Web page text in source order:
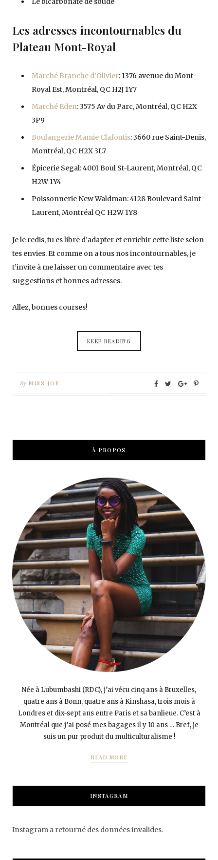
Les adresses incontournables du
Plateau Mont-Royal
Marché Branche d’Olivier: 1376 avenue du Mont-
Royal Est, Montréal, QC H2J 1Y7
Marché Eden: 3575 Av du Parc, Montréal, QC H2X
3P9
Boulangerie Mamie Clafoutis: 3660 rue Saint-Denis,
Montréal, QC H2X 3L7
Épicerie Segal: 4001 Boul St-Laurent, Montréal, QC
H2W 1Y4
Poissonnerie New Waldman: 4128 Boulevard Saint-
Laurent, Montréal QC H2W 1Y8
Je le redis, tu es libre d’adapter et enrichir cette liste selon
tes envies. Et comme on a tous nos incontournables, je
t’invite à me laisser un commentaire avec tes
suggestions et bonnes adresses.
Allez, bonnes courses!
KEEP READING
By MISS JOE
À PROPOS
Née à Lubumbashi (RDC), j’ai vécu cinq ans à Bruxelles,
quatre ans à Bonn, quatre ans à Kinshasa, trois mois à
Londres et dix-sept ans entre Paris et sa banlieue. C’est à
Montréal que j’ai posé mes bagages il y 10 ans … Bref, je
suis un pur produit du multiculturalisme !
READ MORE
INSTAGRAM
Instagram a retourné des données invalides.